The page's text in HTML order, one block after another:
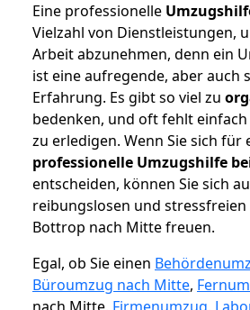
Eine professionelle
Vielzahl von Dienstleistungen,
Arbeit abzunehmen, denn ein
ist eine aufregende, aber auch
Erfahrung. Es gibt so viel zu
bedenken, und oft fehlt einfach
zu erledigen. Wenn Sie sich für
professionelle Umzugshilfe
entscheiden, können Sie sich
reibungslosen und stressfreien
Bottrop nach Mitte freuen.
Egal, ob Sie einen
Büroumzug nach Mitte,